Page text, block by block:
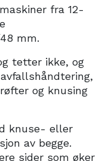
fra 12-
mm.
tetter ikke, og
og knusing
knuse- eller
av begge.
sider som øker